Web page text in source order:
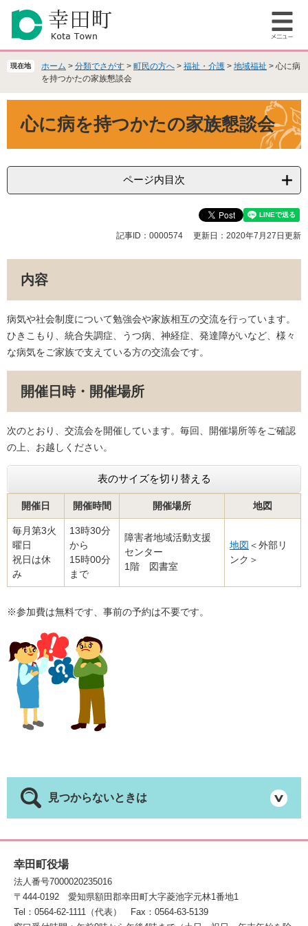
の
で
ー
ば
文
へ
メ
ー
現在地 ホーム > 分類でさがす > 町民の方へ > 福祉・介護 > 地域福祉 > 心に病
を持つかたの家族懇談会
心に病を持つかたの家族懇談会
ページ内目次
記事ID：0000574 更新日：2020年7月27日更新
内容
病気や社会制度について勉強会や家族相互の交流を行っています。
ひきこもり、統合失調症、うつ病、神経症、発達障がいなど、様々
な病気をご家族で支えている方の交流会です。
開催日時・開催場所
次のとおり、交流会を開催しています。毎回、開催場所等をご確認
の上、お越しください。
表のサイズを切り替える
開催日 開催時間 開催場所 地図
毎月第3火
曜日
祝日は休
み
13時30分
から
15時00分
まで
障害者地域活動支援
センター
1階 図書室
地図 ＜外部リ
ンク＞
※参加費は無料です、事前の予約は不要です。
見つからないときは
幸田町役場
法人番号7000020235016
〒444-0192
愛知県額田郡幸田町大字菱池字元林1番地1
Tel：0564-62-1111（代表）
Fax：0564-63-5139